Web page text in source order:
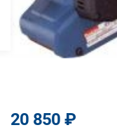
20 850 ₽